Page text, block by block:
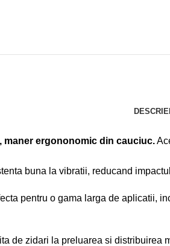
maner ergononomic din cauciuc.
buna la vibratii, reducand
pentru o gama larga de aplicatii,
de zidari la preluarea si